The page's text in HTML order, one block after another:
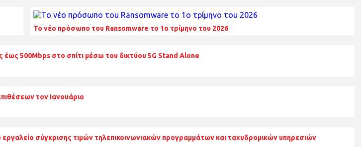
Το νέο πρόσωπο του Ransomware το 1ο τρίμηνο του 2026
έως 500Mbps στο σπίτι μέσω του δικτύου 5G Stand Alone
τον Ιανουάριο
σύγκρισης τιμών τηλεπικοινωνιακών προγραμμάτων και ταχυδρομικών υπηρεσιών